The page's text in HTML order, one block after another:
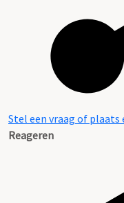
Stel een vraag of
Reageren